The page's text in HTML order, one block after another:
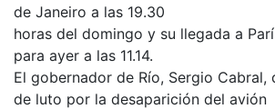
de Janeiro a las 19.30
horas del domingo y su llegada a
para ayer a las 11.14.
El gobernador de Río, Sergio
de luto por la desaparición del avión